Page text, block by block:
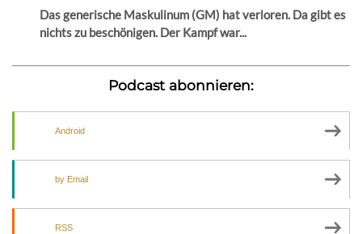
Das generische Maskulinum (GM) hat verloren. Da gibt es
nichts zu beschönigen. Der Kampf war...
Podcast abonnieren:
Android
by Email
RSS